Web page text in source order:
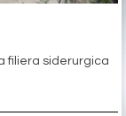
filiera siderurgica